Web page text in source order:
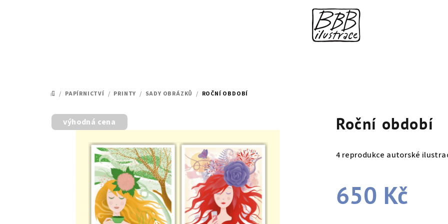
DOMŮ
/ PAPÍRNICTVÍ / PRINTY / SADY OBRÁZKŮ / ROČNÍ OBDOBÍ
Roční období
4 reprodukce autorské
650 Kč
výhodná cena